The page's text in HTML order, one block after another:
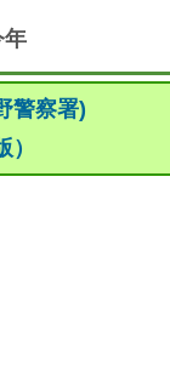
年
警察署)